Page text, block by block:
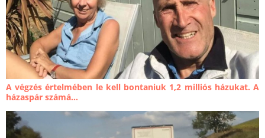
A végzés értelmében le kell bontaniuk 1,2 milliós házukat. A
házaspár számá...